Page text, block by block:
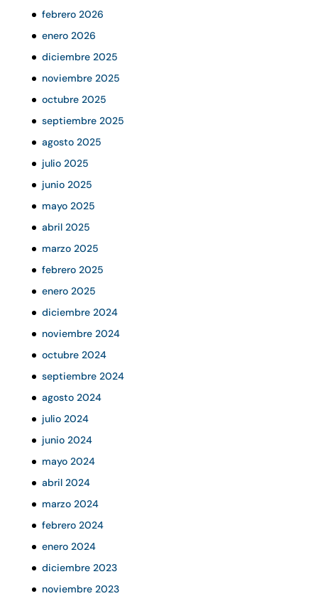
febrero 2026
enero 2026
diciembre 2025
noviembre 2025
octubre 2025
septiembre 2025
agosto 2025
julio 2025
junio 2025
mayo 2025
abril 2025
marzo 2025
febrero 2025
enero 2025
diciembre 2024
noviembre 2024
octubre 2024
septiembre 2024
agosto 2024
julio 2024
junio 2024
mayo 2024
abril 2024
marzo 2024
febrero 2024
enero 2024
diciembre 2023
noviembre 2023